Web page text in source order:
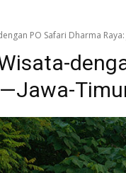
PO Safari Dharma